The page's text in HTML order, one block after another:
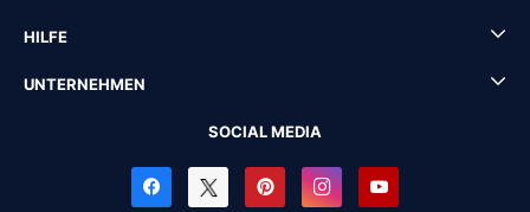
HILFE
UNTERNEHMEN
SOCIAL MEDIA